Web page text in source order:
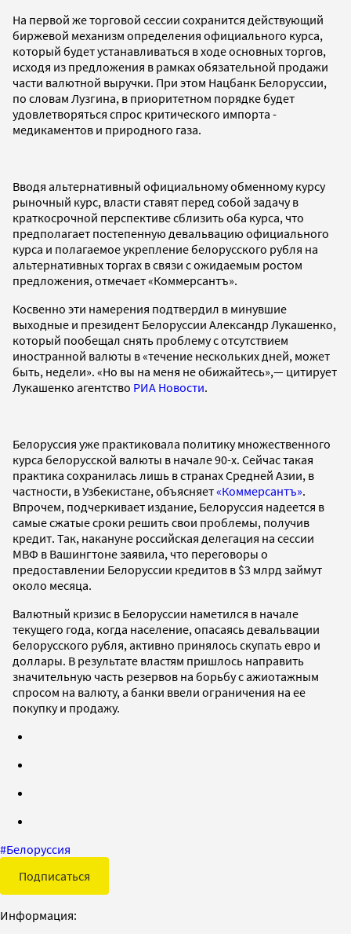
На первой же торговой сессии сохранится действующий
биржевой механизм определения официального курса,
который будет устанавливаться в ходе основных торгов,
исходя из предложения в рамках обязательной продажи
части валютной выручки. При этом Нацбанк Белоруссии,
по словам Лузгина, в приоритетном порядке будет
удовлетворяться спрос критического импорта -
медикаментов и природного газа.
Вводя альтернативный официальному обменному курсу
рыночный курс, власти ставят перед собой задачу в
краткосрочной перспективе сблизить оба курса, что
предполагает постепенную девальвацию официального
курса и полагаемое укрепление белорусского рубля на
альтернативных торгах в связи с ожидаемым ростом
предложения, отмечает «Коммерсантъ».
Косвенно эти намерения подтвердил в минувшие
выходные и президент Белоруссии Александр Лукашенко,
который пообещал снять проблему с отсутствием
иностранной валюты в «течение нескольких дней, может
быть, недели». «Но вы на меня не обижайтесь»,— цитирует
Лукашенко агентство РИА Новости.
Белоруссия уже практиковала политику множественного
курса белорусской валюты в начале 90-х. Сейчас такая
практика сохранилась лишь в странах Средней Азии, в
частности, в Узбекистане, объясняет«Коммерсантъ».
Впрочем, подчеркивает издание, Белоруссия надеется в
самые сжатые сроки решить свои проблемы, получив
кредит. Так, накануне российская делегация на сессии
МВФ в Вашингтоне заявила, что переговоры о
предоставлении Белоруссии кредитов в $3 млрд займут
около месяца.
Валютный кризис в Белоруссии наметился в начале
текущего года, когда население, опасаясь девальвации
белорусского рубля, активно принялось скупать евро и
доллары. В результате властям пришлось направить
значительную часть резервов на борьбу с ажиотажным
спросом на валюту, а банки ввели ограничения на ее
покупку и продажу.
#Белоруссия
Подписаться
Информация: